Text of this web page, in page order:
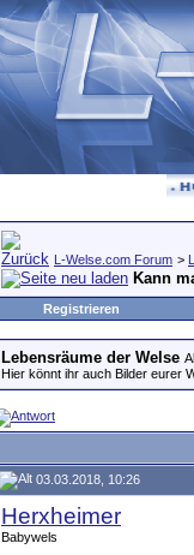
L-Welse.com Forum >
Kann
Registrieren
Lebensräume der Welse
Hier könnt ihr auch Bilder eurer
03.03.2018, 10:26
Herxheimer
Babywels